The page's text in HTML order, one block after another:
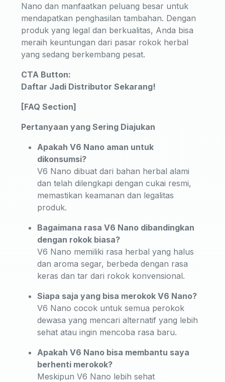
Nano dan manfaatkan peluang besar untuk
mendapatkan penghasilan tambahan. Dengan
produk yang legal dan berkualitas, Anda bisa
meraih keuntungan dari pasar rokok herbal
yang sedang berkembang pesat.
CTA Button:
Daftar Jadi Distributor Sekarang!
[FAQ Section]
Pertanyaan yang Sering Diajukan
Apakah V6 Nano aman untuk
dikonsumsi?
V6 Nano dibuat dari bahan herbal alami
dan telah dilengkapi dengan cukai resmi,
memastikan keamanan dan legalitas
produk.
Bagaimana rasa V6 Nano dibandingkan
dengan rokok biasa?
V6 Nano memiliki rasa herbal yang halus
dan aroma segar, berbeda dengan rasa
keras dan tar dari rokok konvensional.
Siapa saja yang bisa merokok V6 Nano?
V6 Nano cocok untuk semua perokok
dewasa yang mencari alternatif yang lebih
sehat atau ingin mencoba rasa baru.
Apakah V6 Nano bisa membantu saya
berhenti merokok?
Meskipun V6 Nano lebih sehat